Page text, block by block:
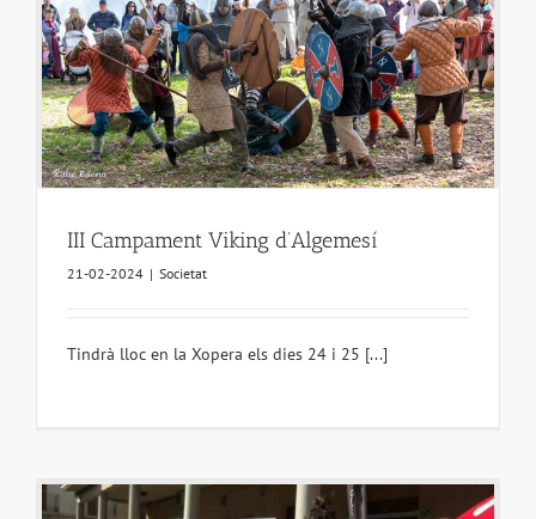
III Campament Viking d’Algemesí
21-02-2024 | Societat
Tindrà lloc en la Xopera els dies 24 i 25 [...]